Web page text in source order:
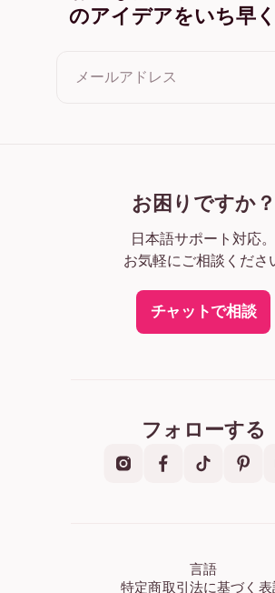
Vase with Gladioli and Chinese Asters
のアイデアをいち早
メールアドレス
お困りですか？
日本語サポート対応。
お気軽にご相談くださ
チャットで相談
フォローする
言語
特定商取引法に基づく表